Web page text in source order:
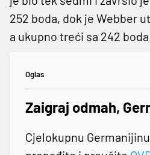
252 boda, dok je Webber
a ukupno treći sa 242
Oglas
Zaigraj odmah,
Cjelokupnu